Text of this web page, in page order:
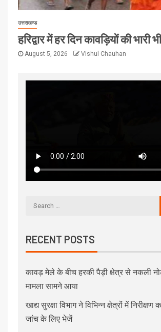
उत्तराखण्ड
हरिद्वार में हर दिन कावड़ियों की भारी
August 5, 2026 Vishul Chauhan
RECENT POSTS
कावड़ मेले के बीच हरकी पैड़ी क्षेत्र से नकली
मामला सामने आया
खाद्य सुरक्षा विभाग ने विभिन्न क्षेत्रों में निरीक्षण
जांच के लिए भेजें